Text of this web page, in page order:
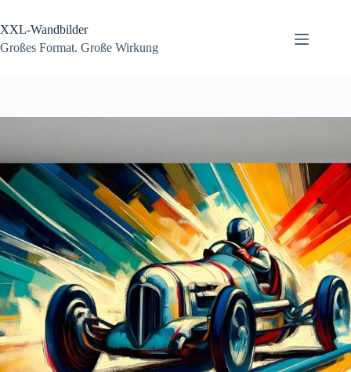
springen
XXL-Wandbilder
Großes Format. Große Wirkung